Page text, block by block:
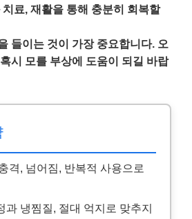
료, 재활을 통해 충분히 회복할
들이는 것이 가장 중요합니다. 오
시 모를 부상에 도움이 되길 바랍
격, 넘어짐, 반복적 사용으로
과 냉찜질, 절대 억지로 맞추지